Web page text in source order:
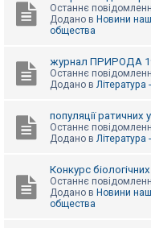
и
е
ш
к
Останнє
Додано в Новини
общества
журнал ПРИРОДА
Останнє
Додано в Література
популяції ратичних
Останнє
Додано в Література
Конкурс біологічних
Останнє
Додано в Новини
общества